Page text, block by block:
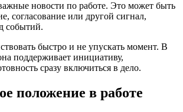
новости по работе. Это может быть
согласование или другой сигнал,
событий.
быстро и не упускать момент. В
поддерживает инициативу,
сразу включиться в дело.
положение в работе